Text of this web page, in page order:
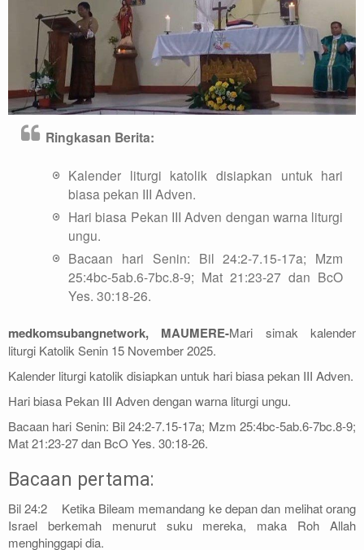
Ringkasan Berita:
Kalender liturgi katolik disiapkan untuk hari
biasa pekan III Adven.
Hari biasa Pekan III Adven dengan warna liturgi
ungu.
Bacaan hari Senin: Bil 24:2-7.15-17a; Mzm
25:4bc-5ab.6-7bc.8-9; Mat 21:23-27 dan BcO
Yes. 30:18-26.
medkomsubangnetwork, MAUMERE-Mari simak kalender
liturgi Katolik Senin 15 November 2025.
Kalender liturgi katolik disiapkan untuk hari biasa pekan III Adven.
Hari biasa Pekan III Adven dengan warna liturgi ungu.
Bacaan hari Senin: Bil 24:2-7.15-17a; Mzm 25:4bc-5ab.6-7bc.8-9;
Mat 21:23-27 dan BcO Yes. 30:18-26.
Bacaan pertama:
Bil 24:2 Ketika Bileam memandang ke depan dan melihat orang
Israel berkemah menurut suku mereka, maka Roh Allah
menghinggapi dia.